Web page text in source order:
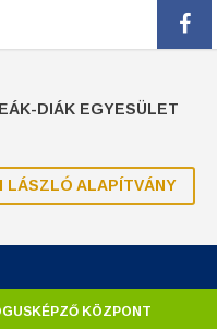
DIÁK EGYESÜLET
LÁSZLÓ ALAPÍTVÁNY
KÖZPONT